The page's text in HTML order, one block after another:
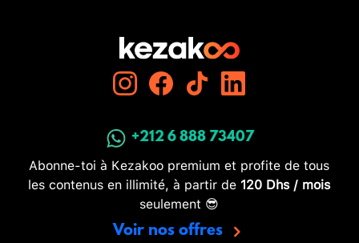
+212 6 888 73407
Abonne-toi à Kezakoo premium et profite de tous
les contenus en illimité, à partir de 120 Dhs / mois
seulement 😎
Voir nos offres